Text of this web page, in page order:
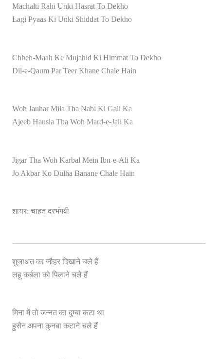
Machalti Rahi Unki Hasrat To Dekho
Lagi Pyaas Ki Unki Shiddat To Dekho
Chheh-Maah Ke Mujahid Ki Himmat To Dekho
Dil-e-Qaum Par Teer Khane Chale Hain
Woh Jauhar Mila Tha Nabi Ki Gali Ka
Ajeeb Hausla Tha Woh Mard-e-Jali Ka
Jigar Tha Woh Karbal Mein Ibn-e-Ali Ka
Jo Akbar Ko Dulha Banane Chale Hain
शायर: चाहत दरभंगवी
शुजाअत का जौहर दिखाने चले हैं
लहू कर्बला को पिलाने चले हैं
मिना में तो जन्नत का दुम्बा कटा था
हुसैन अपना कुनबा कटाने चले हैं